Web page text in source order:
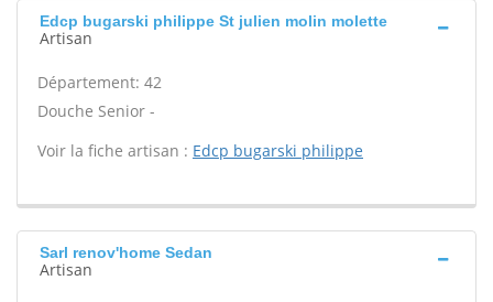
Edcp bugarski philippe St julien molin molette
Artisan
Département: 42
Douche Senior -
Voir la fiche artisan : Edcp bugarski philippe
Sarl renov'home Sedan
Artisan